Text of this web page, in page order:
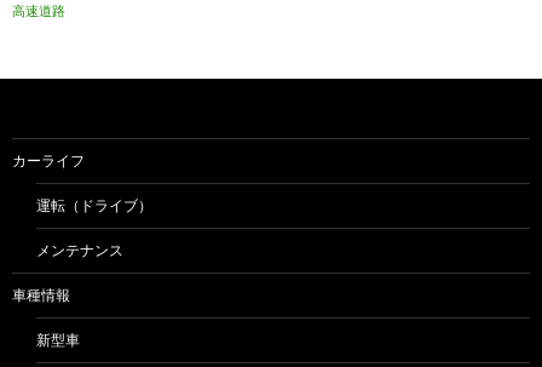
高速道路
カーライフ
運転（ドライブ）
メンテナンス
車種情報
新型車